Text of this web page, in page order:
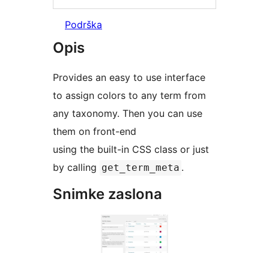
Podrška
Opis
Provides an easy to use interface
to assign colors to any term from
any taxonomy. Then you can use
them on front-end
using the built-in CSS class or just
by calling get_term_meta .
Snimke zaslona